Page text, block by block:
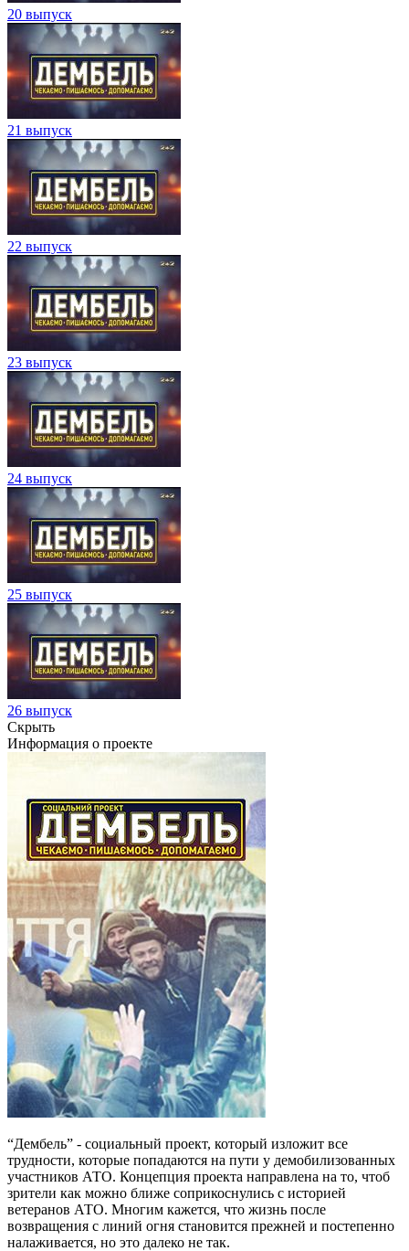
20 выпуск
21 выпуск
22 выпуск
23 выпуск
24 выпуск
25 выпуск
26 выпуск
Скрыть
Информация о проекте
“Дембель” - социальный проект, который изложит все
трудности, которые попадаются на пути у демобилизованных
участников АТО. Концепция проекта направлена на то, чтоб
зрители как можно ближе соприкоснулись с историей
ветеранов АТО. Многим кажется, что жизнь после
возвращения с линий огня становится прежней и постепенно
налаживается, но это далеко не так.